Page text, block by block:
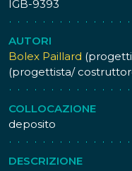
IGB-9393
AUTORI
Bolex Paillard
(progettista/
COLLOCAZIONE
deposito
DESCRIZIONE